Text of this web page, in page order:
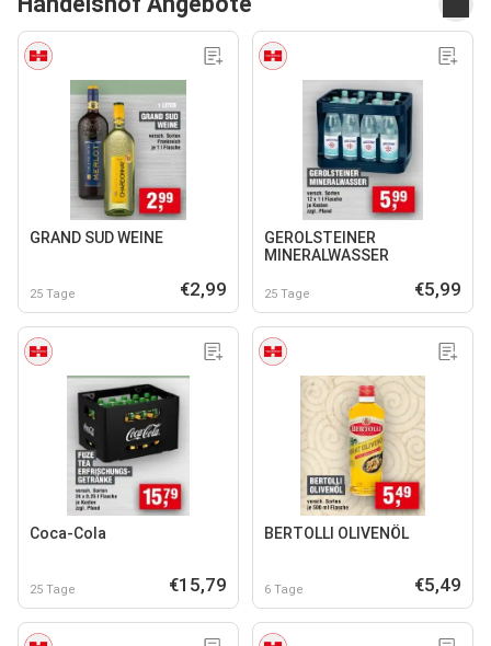
GRAND SUD WEINE
25 Tage €2,99
GEROLSTEINER
MINERALWASSER
25 Tage €5,99
Coca-Cola
25 Tage €15,79
BERTOLLI OLIVENÖL
6 Tage €5,49